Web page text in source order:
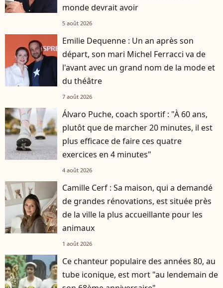
monde devrait avoir
5 août 2026
Emilie Dequenne : Un an après son
départ, son mari Michel Ferracci va de
l'avant avec un grand nom de la mode et
du théâtre
7 août 2026
Álvaro Puche, coach sportif : "À 60 ans,
plutôt que de marcher 20 minutes, il est
plus efficace de faire ces quatre
exercices en 4 minutes"
4 août 2026
Camille Cerf : Sa maison, qui a demandé
de grandes rénovations, est située près
de la ville la plus accueillante pour les
animaux
1 août 2026
Ce chanteur populaire des années 80, au
tube iconique, est mort "au lendemain de